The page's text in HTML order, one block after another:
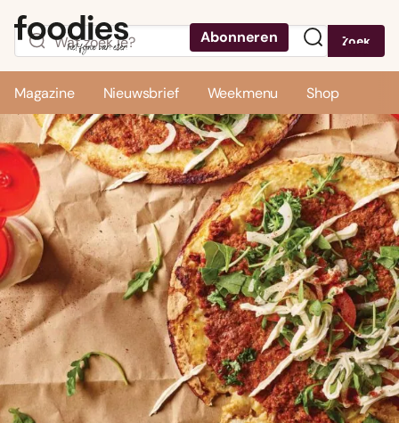
Abonneren Zoek
Magazine Nieuwsbrief Weekmenu Shop